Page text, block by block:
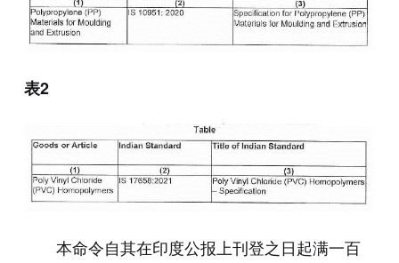
表2
本命令自其在印度公报上刊登之日起满一百